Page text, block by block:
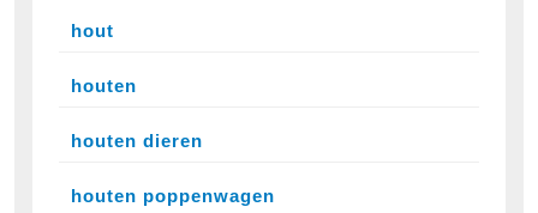
hout
houten
houten dieren
houten poppenwagen